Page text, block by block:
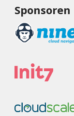
Sponsoren